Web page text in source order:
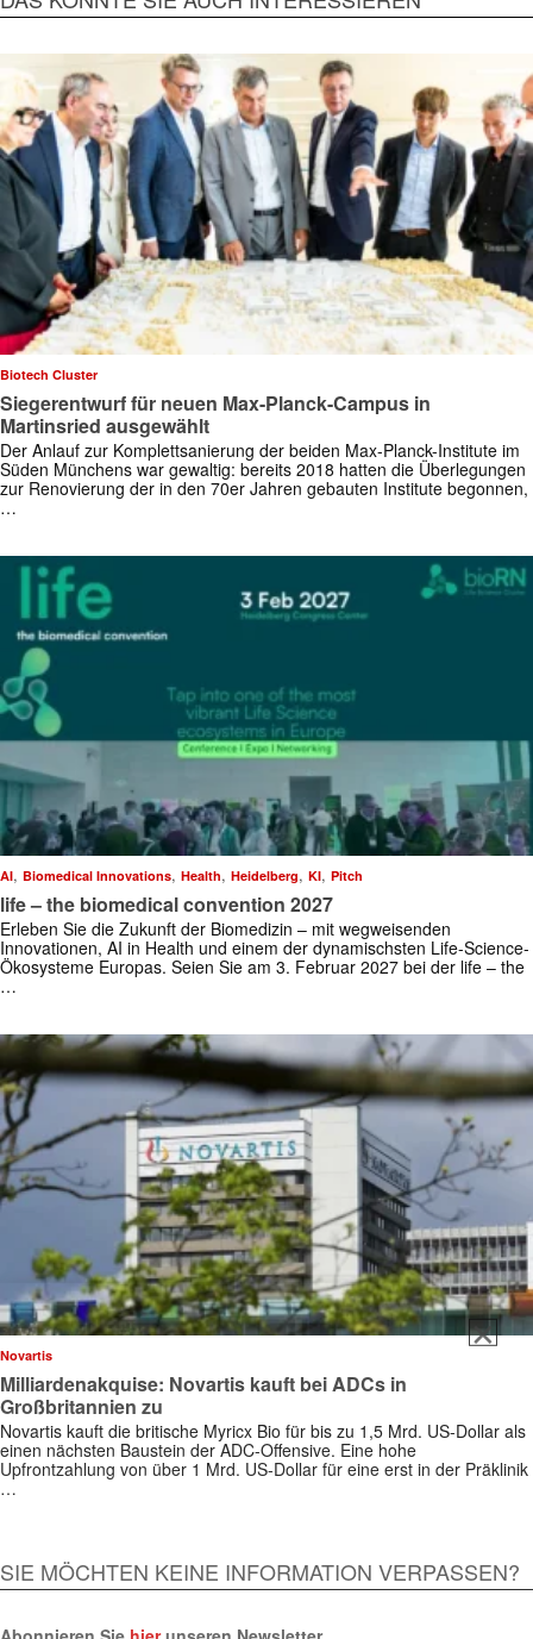
Biotech Cluster
Siegerentwurf für neuen Max-Planck-Campus in
Martinsried ausgewählt
Der Anlauf zur Komplettsanierung der beiden Max-Planck-Institute im
Süden Münchens war gewaltig: bereits 2018 hatten die Überlegungen
zur Renovierung der in den 70er Jahren gebauten Institute begonnen,
…
AI, Biomedical Innovations, Health, Heidelberg, KI, Pitch
life – the biomedical convention 2027
Erleben Sie die Zukunft der Biomedizin – mit wegweisenden
Innovationen, AI in Health und einem der dynamischsten Life-Science-
Ökosysteme Europas. Seien Sie am 3. Februar 2027 bei der life – the
…
Novartis
Milliardenakquise: Novartis kauft bei ADCs in
Großbritannien zu
Novartis kauft die britische Myricx Bio für bis zu 1,5 Mrd. US-Dollar als
einen nächsten Baustein der ADC-Offensive. Eine hohe
Upfrontzahlung von über 1 Mrd. US-Dollar für eine erst in der Präklinik
…
SIE MÖCHTEN KEINE INFORMATION VERPASSEN?